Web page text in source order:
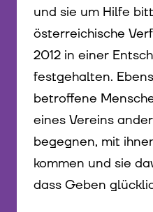
und sie um Hilfe
österreichische
2012 in einer
festgehalten.
betroffene
eines Vereins
begegnen, mit
kommen und sie
dass Geben